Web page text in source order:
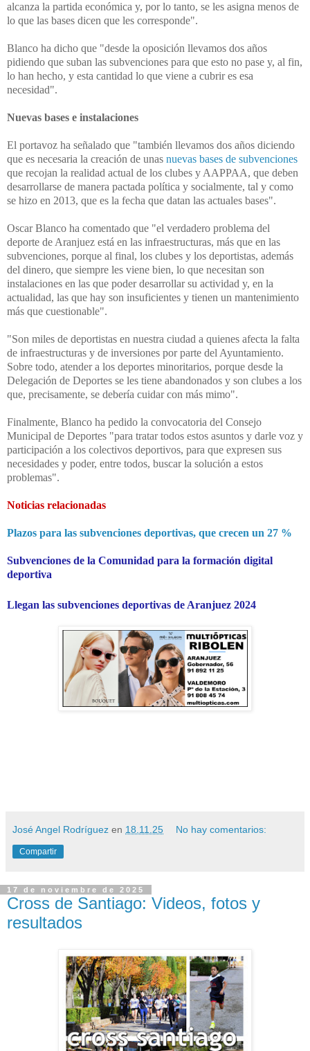
alcanza la partida económica y, por lo tanto, se les asigna menos de
lo que las bases dicen que les corresponde".
Blanco ha dicho que "desde la oposición llevamos dos años
pidiendo que suban las subvenciones para que esto no pase y, al fin,
lo han hecho, y esta cantidad lo que viene a cubrir es esa
necesidad".
Nuevas bases e instalaciones
El portavoz ha señalado que "también llevamos dos años diciendo
que es necesaria la creación de unas nuevas bases de subvenciones
que recojan la realidad actual de los clubes y AAPPAA, que deben
desarrollarse de manera pactada política y socialmente, tal y como
se hizo en 2013, que es la fecha que datan las actuales bases".
Oscar Blanco ha comentado que "el verdadero problema del
deporte de Aranjuez está en las infraestructuras, más que en las
subvenciones, porque al final, los clubes y los deportistas, además
del dinero, que siempre les viene bien, lo que necesitan son
instalaciones en las que poder desarrollar su actividad y, en la
actualidad, las que hay son insuficientes y tienen un mantenimiento
más que cuestionable".
"Son miles de deportistas en nuestra ciudad a quienes afecta la falta
de infraestructuras y de inversiones por parte del Ayuntamiento.
Sobre todo, atender a los deportes minoritarios, porque desde la
Delegación de Deportes se les tiene abandonados y son clubes a los
que, precisamente, se debería cuidar con más mimo".
Finalmente, Blanco ha pedido la convocatoria del Consejo
Municipal de Deportes "para tratar todos estos asuntos y darle voz y
participación a los colectivos deportivos, para que expresen sus
necesidades y poder, entre todos, buscar la solución a estos
problemas".
Noticias relacionadas
Plazos para las subvenciones deportivas, que crecen un 27 %
Subvenciones de la Comunidad para la formación digital
deportiva
Llegan las subvenciones deportivas de Aranjuez 2024
José Angel Rodríguez en 18.11.25 No hay comentarios:
Compartir
17 de noviembre de 2025
Cross de Santiago: Videos, fotos y
resultados